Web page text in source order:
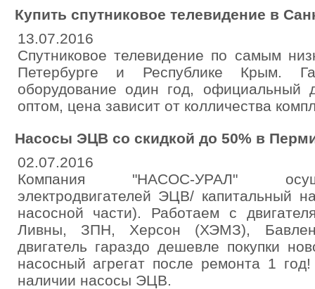
Купить спутниковое телевидение в
13.07.2016
Спутниковое телевидение по самым
Петербурге и Республике Крым.
оборудование один год, официальный
оптом, цена зависит от колличества
Насосы ЭЦВ со скидкой до 50% в
02.07.2016
Компания "НАСОС-УРАЛ"
электродвигателей ЭЦВ/ капитальный
насосной части). Работаем с
Ливны, ЗПН, Херсон (ХЭМЗ),
двигатель гараздо дешевле покупки
насосный агрегат после ремонта 1
наличии насосы ЭЦВ.